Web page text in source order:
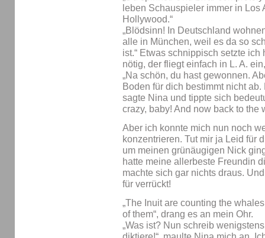
leben Schauspieler immer in
Hollywood.“
„Blödsinn! In Deutschland
alle in München, weil es da so
ist.“ Etwas schnippisch setzte
nötig, der fliegt einfach in L. A.
„Na schön, du hast gewonnen.
Boden für dich bestimmt nicht
sagte Nina und tippte sich
crazy, baby! And now back to the
Aber ich konnte mich nun noch
konzentrieren. Tut mir ja Leid für
um meinen grünäugigen Nick
hatte meine allerbeste Freundin
machte sich gar nichts draus.
für verrückt!
„The Inuit are counting the
of them“, drang es an mein Ohr.
„Was ist? Nun schreib